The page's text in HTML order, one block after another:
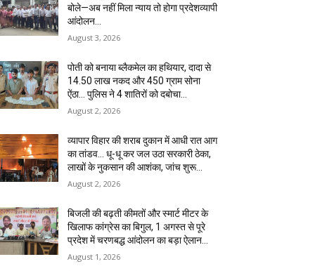
बोले—अब नहीं मिला न्याय तो होगा प्रदेशव्यापी
आंदोलन…
August 3, 2026
पोती को बनाया ब्लैकमेल का हथियार, दादा से
14.50 लाख नकद और 450 ग्राम सोना
ऐंठा… पुलिस ने 4 शातिरों को दबोचा…
August 2, 2026
व्यापार विहार की शराब दुकान में आधी रात आग
का तांडव… धू-धू कर जल उठा सरकारी ठेका,
लाखों के नुकसान की आशंका, जांच शुरू…
August 2, 2026
बिजली की बढ़ती कीमतों और स्मार्ट मीटर के
खिलाफ कांग्रेस का बिगुल, 1 अगस्त से पूरे
प्रदेश में चरणबद्ध आंदोलन का बड़ा ऐलान…
August 1, 2026